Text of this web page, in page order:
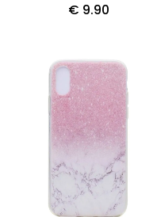
€ 9.90